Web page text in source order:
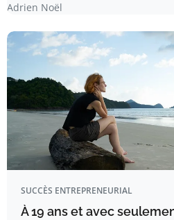
Adrien Noël
SUCCÈS ENTREPRENEURIAL
À 19 ans et avec